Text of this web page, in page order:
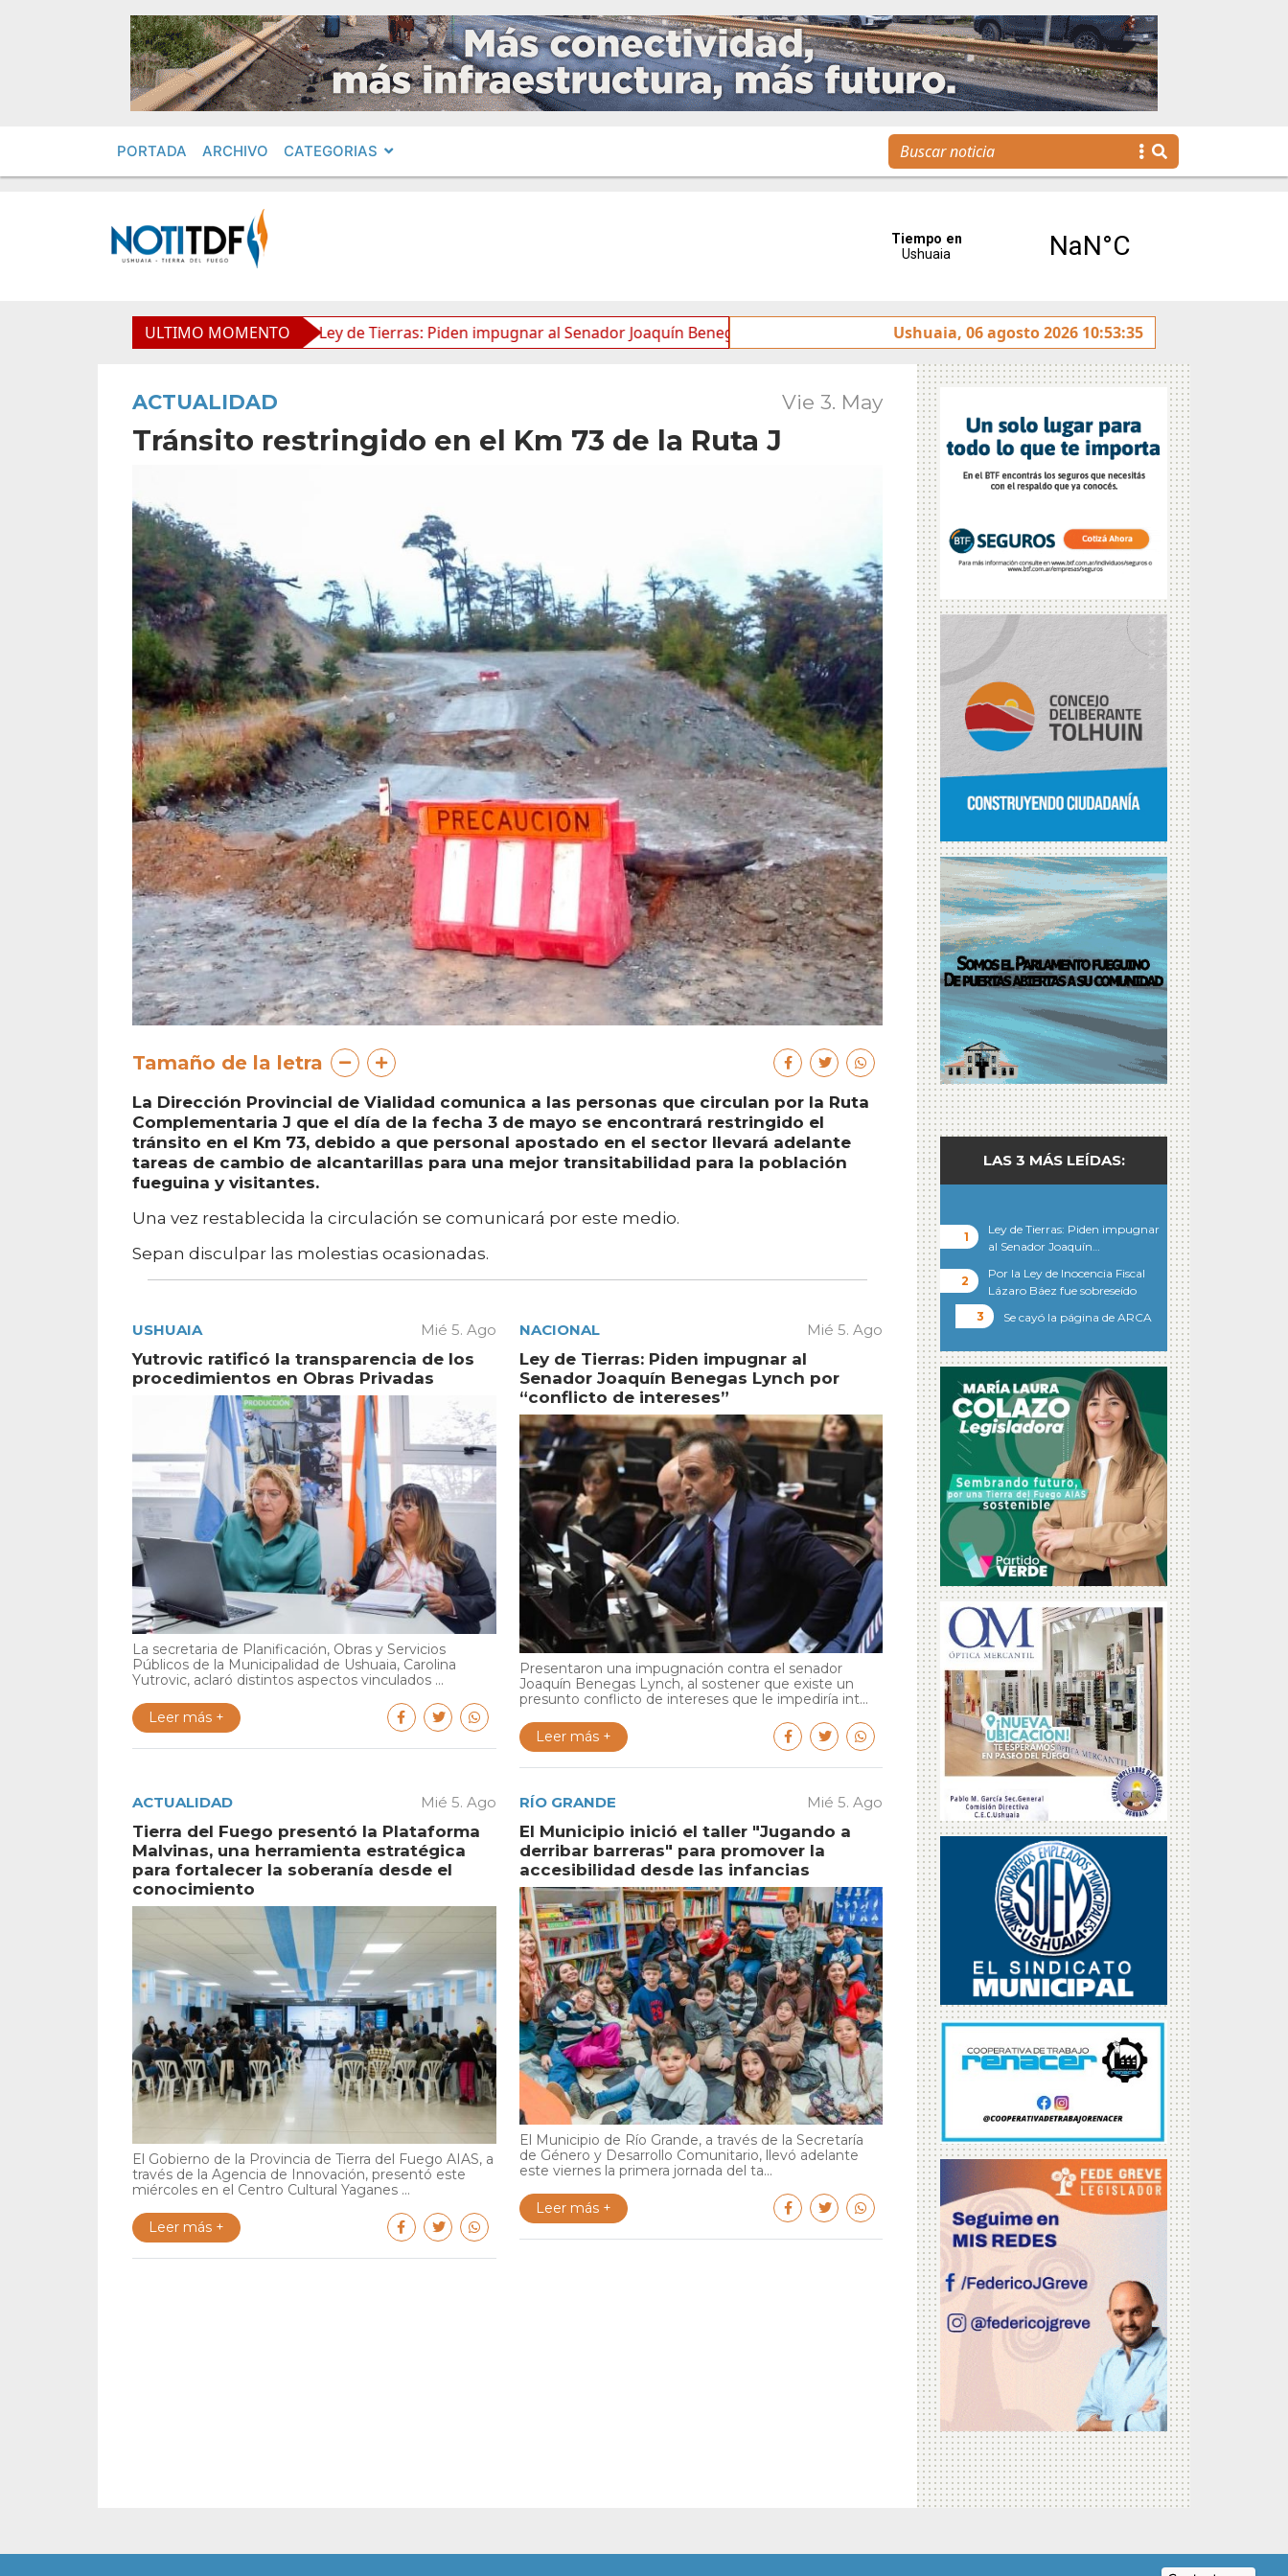
PORTADA ARCHIVO CATEGORIAS
ULTIMO MOMENTO
en Obras Privadas Ley de Tierras: Piden impugnar al Senador Joaquín Benegas Lynch por “conflicto de intereses” Tierra del Fuego presentó la Plataforma
Ushuaia, 06 agosto 2026 10:53:35
ACTUALIDAD Vie 3. May
Tránsito restringido en el Km 73 de la Ruta J
Tamaño de la letra
La Dirección Provincial de Vialidad comunica a las personas que circulan por la Ruta
Complementaria J que el día de la fecha 3 de mayo se encontrará restringido el
tránsito en el Km 73, debido a que personal apostado en el sector llevará adelante
tareas de cambio de alcantarillas para una mejor transitabilidad para la población
fueguina y visitantes.
Una vez restablecida la circulación se comunicará por este medio.
Sepan disculpar las molestias ocasionadas.
USHUAIA Mié 5. Ago
Yutrovic ratificó la transparencia de los
procedimientos en Obras Privadas
La secretaria de Planificación, Obras y Servicios
Públicos de la Municipalidad de Ushuaia, Carolina
Yutrovic, aclaró distintos aspectos vinculados ...
Leer más +
NACIONAL Mié 5. Ago
Ley de Tierras: Piden impugnar al
Senador Joaquín Benegas Lynch por
“conflicto de intereses”
Presentaron una impugnación contra el senador
Joaquín Benegas Lynch, al sostener que existe un
presunto conflicto de intereses que le impediría int...
Leer más +
ACTUALIDAD Mié 5. Ago
Tierra del Fuego presentó la Plataforma
Malvinas, una herramienta estratégica
para fortalecer la soberanía desde el
conocimiento
El Gobierno de la Provincia de Tierra del Fuego AIAS, a
través de la Agencia de Innovación, presentó este
miércoles en el Centro Cultural Yaganes ...
Leer más +
RÍO GRANDE Mié 5. Ago
El Municipio inició el taller "Jugando a
derribar barreras" para promover la
accesibilidad desde las infancias
El Municipio de Río Grande, a través de la Secretaría
de Género y Desarrollo Comunitario, llevó adelante
este viernes la primera jornada del ta...
Leer más +
LAS 3 MÁS LEÍDAS:
Ley de Tierras: Piden impugnar
al Senador Joaquín…
Por la Ley de Inocencia Fiscal
Lázaro Báez fue sobreseído
Se cayó la página de ARCA